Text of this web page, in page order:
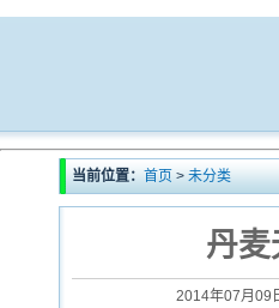
当前位置： 首页 > 未分类
丹
2014年07月09